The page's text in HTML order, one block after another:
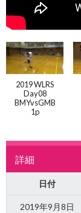
2019 WLRS
Day08
BMYvsGMB
1p
詳細
日付
2019年9月8日